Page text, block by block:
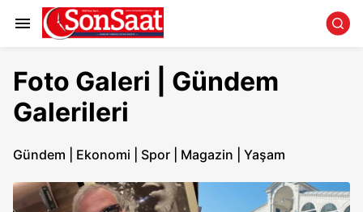
Foto Galeri | Gündem
Galerileri
Gündem Ekonomi Spor Magazin Yaşam